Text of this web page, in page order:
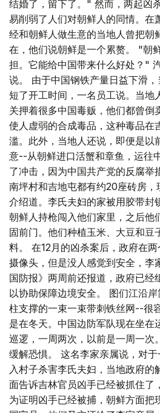
结婚了，留下了。" 然而，两起凶
易削弱了人们对朝鲜人的同情。在
经和朝鲜人做生意的当地人曾把朝
在，他们说朝鲜是一个累赘。 "朝
担。它能给中国带来什么好处？"
说。 由于中国钢铁产量日益下滑
短了开工时间，一名员工说。当地
关押着很多中国毒贩，他们都曾
使人虚弱的合成毒品，这种毒品在
滥。此外，当地人还说，即便是以
意--从朝鲜进口活蟹和章鱼，运往
了冲击，因为中国共产党的反腐举
南坪村和吉地屯都有约20座砖房，
介绍道。李氏夫妇的家被用胶带封
朝鲜人持枪闯入他们家里，之后他
固前门。他们种植玉米、大豆和豆
料。 在12月的凶杀案后，政府在
摄像头，但是没人感觉到安全，李
国防报》两周前还报道，政府已经
以协助保障边境安全。 图们江沿
柱支撑的一束一束带刺铁丝网--很
是在冬天。中国边防军队现在坐在
巡逻，一周两次，以前是一周一次
缓解恐惧。 这名李家亲属说，对
入村子杀害李氏夫妇，当地政府的
面告诉吉林官员凶手已经被抓住了
为证明凶手已经被捕，朝鲜方面把